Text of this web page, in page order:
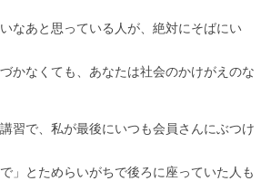
なあと思っている人が、絶対にそばにい
かなくても、あなたは社会のかけがえのな
習で、私が最後にいつも会員さんにぶつけ
」とためらいがちで後ろに座っていた人も